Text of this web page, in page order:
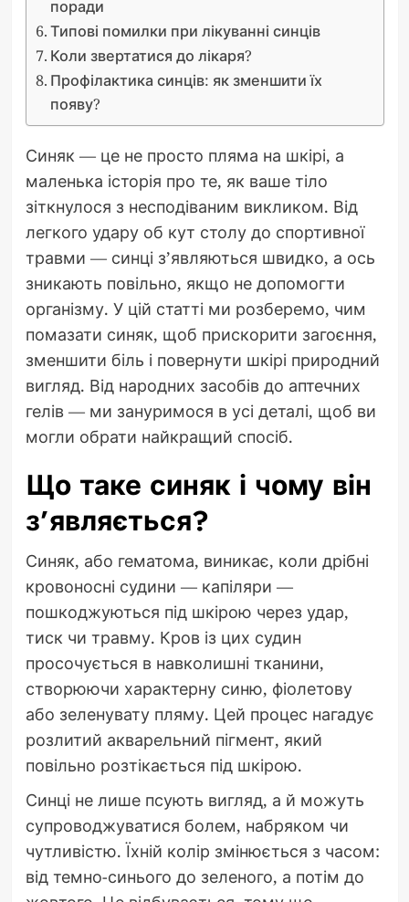
поради
Типові помилки при лікуванні синців
Коли звертатися до лікаря?
Профілактика синців: як зменшити їх
появу?
Синяк — це не просто пляма на шкірі, а
маленька історія про те, як ваше тіло
зіткнулося з несподіваним викликом. Від
легкого удару об кут столу до спортивної
травми — синці з’являються швидко, а ось
зникають повільно, якщо не допомогти
організму. У цій статті ми розберемо, чим
помазати синяк, щоб прискорити загоєння,
зменшити біль і повернути шкірі природний
вигляд. Від народних засобів до аптечних
гелів — ми зануримося в усі деталі, щоб ви
могли обрати найкращий спосіб.
Що таке синяк і чому він
з’являється?
Синяк, або гематома, виникає, коли дрібні
кровоносні судини — капіляри —
пошкоджуються під шкірою через удар,
тиск чи травму. Кров із цих судин
просочується в навколишні тканини,
створюючи характерну синю, фіолетову
або зеленувату пляму. Цей процес нагадує
розлитий акварельний пігмент, який
повільно розтікається під шкірою.
Синці не лише псують вигляд, а й можуть
супроводжуватися болем, набряком чи
чутливістю. Їхній колір змінюється з часом:
від темно-синього до зеленого, а потім до